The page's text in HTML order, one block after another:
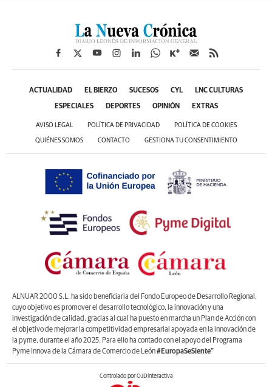
ACTUALIDAD EL BIERZO SUCESOS CYL LNC CULTURAS
ESPECIALES DEPORTES OPINIÓN EXTRAS
AVISO LEGAL POLÍTICA DE PRIVACIDAD POLÍTICA DE COOKIES
QUIÉNES SOMOS CONTACTO GESTIONA TU CONSENTIMIENTO
ALNUAR 2000 S.L. ha sido beneficiaria del Fondo Europeo de Desarrollo Regional,
cuyo objetivo es promover el desarrollo tecnológico, la innovación y una
investigación de calidad, gracias al cual ha puesto en marcha un Plan de Acción con
el objetivo de mejorar la competitividad empresarial apoyada en la innovación de
la pyme, durante el año 2025. Para ello ha contado con el apoyo del Programa
Pyme Innova de la Cámara de Comercio de León#EuropaSeSiente”
Controlado por OJDinteractiva